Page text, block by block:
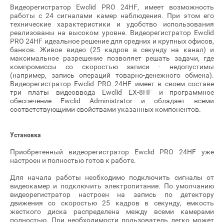
Видеорегистратор Ewclid PRO 24HF, имеет возможность
работы с 24 сигналами камер наблюдения. При этом его
технические характеристики и удобство использования
реализованы на высоком уровне. Видеорегистратор Ewclid
PRO 24HF идеальное решение для средних и крупных офисов,
банков. Живое видео (25 кадров в секунду на канал) и
максимальное разрешение позволяет решать задачи, где
компромиссы со скоростью записи - недопустимы
(например, запись операций товарно-денежного обмена).
Видеорегистратор Ewclid PRO 24HF имеет в своем составе
три платы видеоввода Ewclid EX-8HF и программное
обеспечение Ewclid Administrator и обладает всеми
соответствующими свойствами указанных компонентов.
Установка
Приобретенный видеорегистратор Ewclid PRO 24HF уже
настроен и полностью готов к работе.
Для начала работы необходимо подключить сигналы от
видеокамер и подключить электропитание. По умолчанию
видеорегистратор настроен на запись по детектору
движения со скоростью 25 кадров в секунду, емкость
жесткого диска распределена между всеми камерами
полностью. При необходимости пользователь легко может